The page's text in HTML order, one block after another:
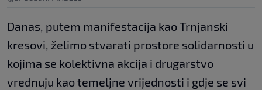
Danas, putem manifestacija kao Trnjanski
kresovi, želimo stvarati prostore solidarnosti u
kojima se kolektivna akcija i drugarstvo
vrednuju kao temeljne vrijednosti i gdje se svi